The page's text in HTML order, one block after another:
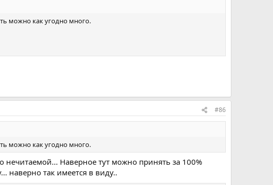
можно как угодно много.
#86
можно как угодно много.
нечитаемой... Наверное тут можно принять за 100%
наверно так имеется в виду..